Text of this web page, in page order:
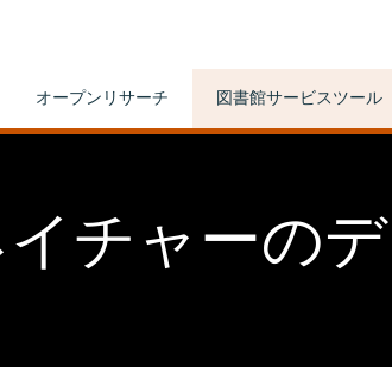
オープンリサーチ 図書館サービスツール
チャーのデ